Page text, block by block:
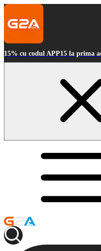
15% cu codul APP15 la prima